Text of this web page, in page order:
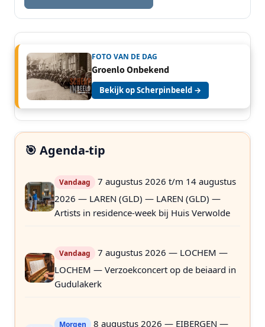
FOTO VAN DE DAG
Groenlo Onbekend
Bekijk op Scherpinbeeld →
🎯 Agenda-tip
Vandaag
7 augustus 2026 t/m 14 augustus
2026 — LAREN (GLD) — LAREN (GLD) —
Artists in residence-week bij Huis Verwolde
Vandaag
7 augustus 2026 — LOCHEM —
LOCHEM — Verzoekconcert op de beiaard in
Gudulakerk
Morgen
8 augustus 2026 — EIBERGEN —